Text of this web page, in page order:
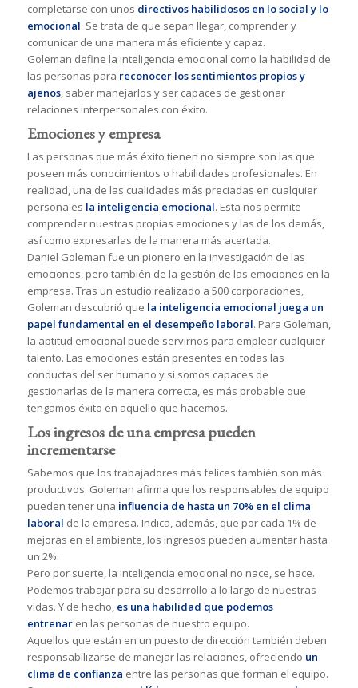
completarse con unos directivos habilidosos en lo social y lo
emocional. Se trata de que sepan llegar, comprender y
comunicar de una manera más eficiente y capaz.
Goleman define la inteligencia emocional como la habilidad de
las personas para reconocer los sentimientos propios y
ajenos, saber manejarlos y ser capaces de gestionar
relaciones interpersonales con éxito.
Emociones y empresa
Las personas que más éxito tienen no siempre son las que
poseen más conocimientos o habilidades profesionales. En
realidad, una de las cualidades más preciadas en cualquier
persona es la inteligencia emocional. Esta nos permite
comprender nuestras propias emociones y las de los demás,
así como expresarlas de la manera más acertada.
Daniel Goleman fue un pionero en la investigación de las
emociones, pero también de la gestión de las emociones en la
empresa. Tras un estudio realizado a 500 corporaciones,
Goleman descubrió que la inteligencia emocional juega un
papel fundamental en el desempeño laboral. Para Goleman,
la aptitud emocional puede servirnos para emplear cualquier
talento. Las emociones están presentes en todas las
conductas del ser humano y si somos capaces de
gestionarlas de la manera correcta, es más probable que
tengamos éxito en aquello que hacemos.
Los ingresos de una empresa pueden
incrementarse
Sabemos que los trabajadores más felices también son más
productivos. Goleman afirma que los responsables de equipo
pueden tener una influencia de hasta un 70% en el clima
laboral de la empresa. Indica, además, que por cada 1% de
mejoras en el ambiente, los ingresos pueden aumentar hasta
un 2%.
Pero por suerte, la inteligencia emocional no nace, se hace.
Podemos trabajar para su desarrollo a lo largo de nuestras
vidas. Y de hecho, es una habilidad que podemos
entrenaren las personas de nuestro equipo.
Aquellos que están en un puesto de dirección también deben
responsabilizarse de manejar las relaciones, ofreciendo un
clima de confianza entre las personas que forman el equipo.